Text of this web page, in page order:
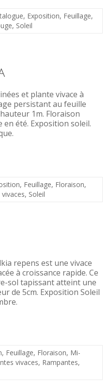
, Exposition, Feuillage,
, Soleil
et plante vivace à
persistant au feuille
1m. Floraison
en été. Exposition soleil.
, Feuillage, Floraison,
, Soleil
repens est une vivace
à croissance rapide. Ce
sol tapissant atteint une
de 5cm. Exposition Soleil
, Feuillage, Floraison, Mi-
vivaces, Rampantes,